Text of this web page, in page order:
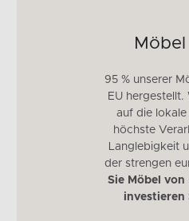
Möbel
95 % unserer
EU hergestellt.
auf die
höchste
Langlebigkeit
der strengen
Sie Möbel von
investieren